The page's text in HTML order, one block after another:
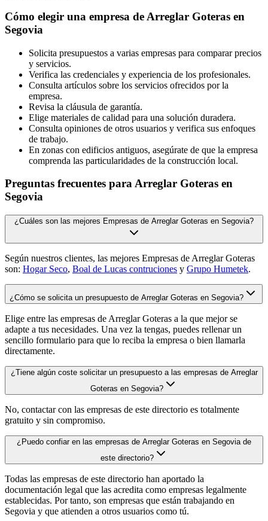
Cómo elegir una empresa de Arreglar Goteras en
Segovia
Solicita presupuestos a varias empresas para comparar precios
y servicios.
Verifica las credenciales y experiencia de los profesionales.
Consulta artículos sobre los servicios ofrecidos por la
empresa.
Revisa la cláusula de garantía.
Elige materiales de calidad para una solución duradera.
Consulta opiniones de otros usuarios y verifica sus enfoques
de trabajo.
En zonas con edificios antiguos, asegúrate de que la empresa
comprenda las particularidades de la construcción local.
Preguntas frecuentes para Arreglar Goteras en
Segovia
¿Cuáles son las mejores Empresas de Arreglar Goteras en Segovia?
Según nuestros clientes, las mejores Empresas de Arreglar Goteras
son: Hogar Seco, Boal de Lucas contruciones y Grupo Humetek.
¿Cómo se solicita un presupuesto de Arreglar Goteras en Segovia?
Elige entre las empresas de Arreglar Goteras a la que mejor se
adapte a tus necesidades. Una vez la tengas, puedes rellenar un
sencillo formulario para que lo reciba la empresa o bien llamarla
directamente.
¿Tiene algún coste solicitar un presupuesto a las empresas de Arreglar
Goteras en Segovia?
No, contactar con las empresas de este directorio es totalmente
gratuito y sin compromiso.
¿Puedo confiar en las empresas de Arreglar Goteras en Segovia de
este directorio?
Todas las empresas de este directorio han aportado la
documentación legal que las acredita como empresas legalmente
establecidas. Por tanto, son empresas que están trabajando en
Segovia y que atienden a otros usuarios como tú.